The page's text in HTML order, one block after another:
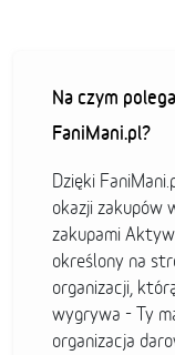
Na czym
FaniMani.pl?
Dzięki
okazji zakupów
zakupami
określony na
organizacji,
wygrywa - Ty
organizacja